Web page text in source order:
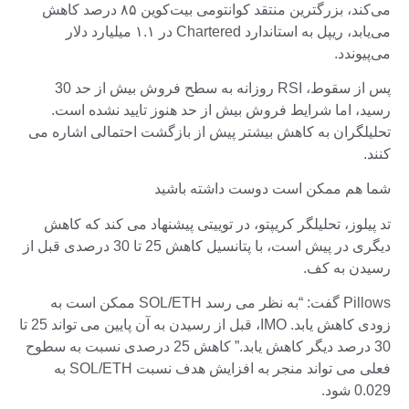
می‌کند، بزرگترین منتقد کوانتومی بیت‌کوین ۸۵ درصد کاهش
می‌یابد، ریپل به استاندارد Chartered در ۱.۱ میلیارد دلار
می‌پیوندد.
پس از سقوط، RSI روزانه به سطح فروش بیش از حد 30
رسید، اما شرایط فروش بیش از حد هنوز تایید نشده است.
تحلیلگران به کاهش بیشتر پیش از بازگشت احتمالی اشاره می
کنند.
شما هم ممکن است دوست داشته باشید
تد پیلوز، تحلیلگر کریپتو، در توییتی پیشنهاد می کند که کاهش
دیگری در پیش است، با پتانسیل کاهش 25 تا 30 درصدی قبل از
رسیدن به کف.
Pillows گفت: “به نظر می رسد SOL/ETH ممکن است به
زودی کاهش یابد. IMO، قبل از رسیدن به آن پایین می تواند 25 تا
30 درصد دیگر کاهش یابد.” کاهش 25 درصدی نسبت به سطوح
فعلی می تواند منجر به افزایش هدف نسبت SOL/ETH به
0.029 شود.